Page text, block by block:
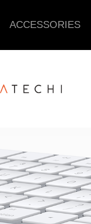
ACCESSORIES